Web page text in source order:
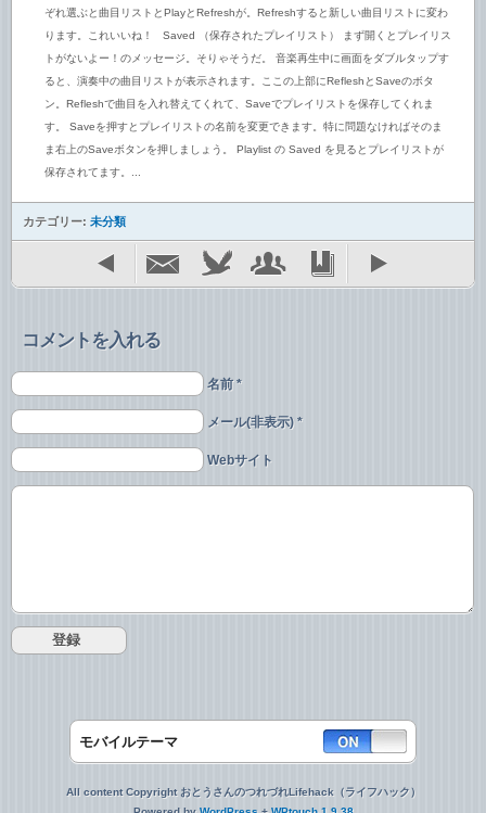
ぞれ選ぶと曲目リストとPlayとRefreshが。Refreshすると新しい曲目リストに変わ
ります。これいいね！ Saved （保存されたプレイリスト） まず開くとプレイリス
トがないよー！のメッセージ。そりゃそうだ。 音楽再生中に画面をダブルタップす
ると、演奏中の曲目リストが表示されます。ここの上部にRefleshとSaveのボタ
ン。Refleshで曲目を入れ替えてくれて、Saveでプレイリストを保存してくれま
す。 Saveを押すとプレイリストの名前を変更できます。特に問題なければそのま
ま右上のSaveボタンを押しましょう。 Playlist の Saved を見るとプレイリストが
保存されてます。...
カテゴリー: 未分類
コメントを入れる
名前 *
メール(非表示) *
Webサイト
モバイルテーマ
All content Copyright おとうさんのつれづれLifehack（ライフハック）